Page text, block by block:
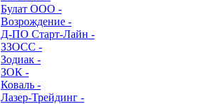
Булат ООО -
Возрождение -
Д-ПО Старт-Лайн -
ЗЗОСС -
Зодиак -
ЗОК -
Коваль -
Лазер-Трейдинг -